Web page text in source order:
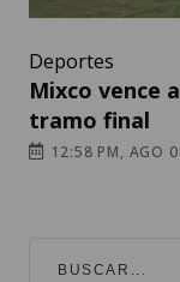
Deportes
Mixco vence
tramo final
12:58 PM, AGO